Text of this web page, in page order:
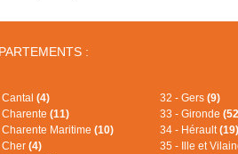
:
(4)
Charente (11)
Charente Maritime (10)
Cher (4)
32 - Gers (9)
33 - Gironde
34 - Hérault(19)
35 - Ille et